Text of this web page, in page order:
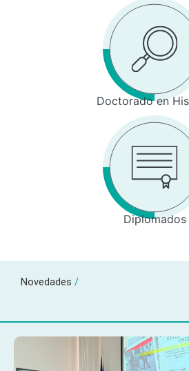
Doctorado en
Diplomados
Novedades /